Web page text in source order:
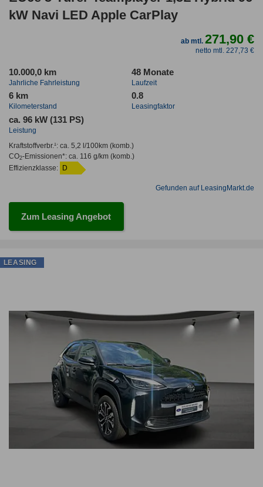
kW Navi LED Apple CarPlay
ab mtl.271,90 €
netto mtl. 227,73 €
10.000,0 km
Jahrliche Fahrleistung
48 Monate
Laufzeit
6 km
Kilometerstand
0.8
Leasingfaktor
ca. 96 kW (131 PS)
Leistung
Kraftstoffverbr.¹: ca. 5,2 l/100km(komb.)
CO2-Emissionen*: ca. 116 g/km(komb.)
Effizienzklasse:
D
Gefunden auf LeasingMarkt.de
Zum Leasing Angebot
LEASING